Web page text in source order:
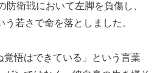
防衛戦において左脚を負傷し、
若さで命を落としました。
覚悟はできている」という言葉